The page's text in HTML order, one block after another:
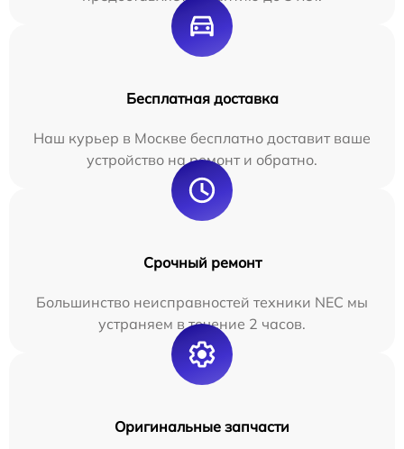
Бесплатная доставка
Наш курьер в Москве бесплатно доставит ваше
устройство на ремонт и обратно.
Срочный ремонт
Большинство неисправностей техники NEC мы
устраняем в течение 2 часов.
Оригинальные запчасти